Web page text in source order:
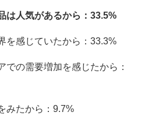
は人気があるから：33.5%
を感じていたから：33.3%
での需要増加を感じたから：
みたから：9.7%